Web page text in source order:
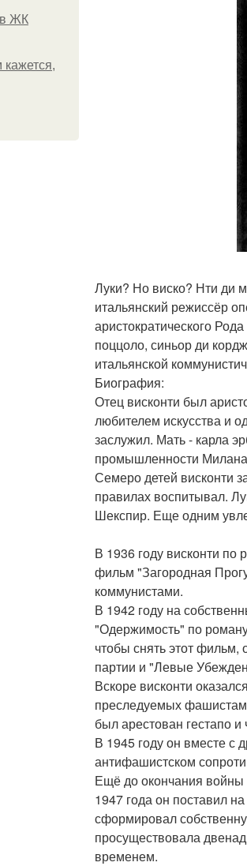
в ЖК
Луки? Но виско? Нти ди
итальянский режиссёр
аристократического
поццоло, синьор ди
итальянской
Биография:
Отец висконти был
любителем искусства и
заслужил. Мать - карла
промышленности
Семеро детей висконти
правилах воспитывал.
Шекспир. Еще одним
В 1936 году висконти
фильм "Загородная
коммунистами.
В 1942 году на
"Одержимость" по
чтобы снять этот фильм,
партии и "Левые
Вскоре висконти
преследуемых
был арестован гестапо
В 1945 году он вместе с
антифашистском
Ещё до окончания войны
1947 года он поставил
сформировал
просуществовала
временем.